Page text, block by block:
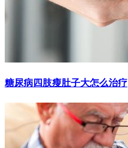
糖尿病四肢瘦肚子大怎么治疗